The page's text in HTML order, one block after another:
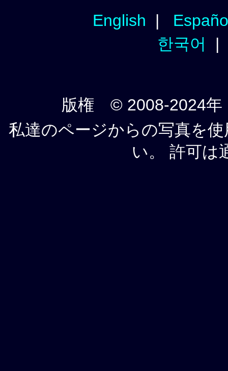
English |
한국어
版権 © 2008-2024年
私達のページからの写真を
い。 許可は